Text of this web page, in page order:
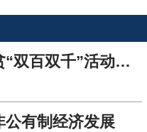
河南银行业金融精准扶贫“双百双千”活动正式启动
公有制经济发展